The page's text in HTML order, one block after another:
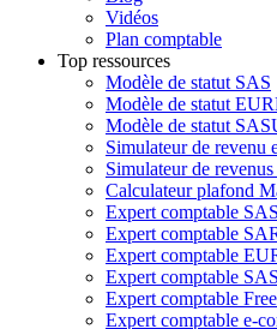
Vidéos
Plan comptable
Top ressources
Modèle de statut SAS
Modèle de statut
Modèle de statut
Simulateur de revenu
Simulateur de
Calculateur plafond
Expert comptable SAS
Expert comptable
Expert comptable
Expert comptable
Expert comptable
Expert comptable e-